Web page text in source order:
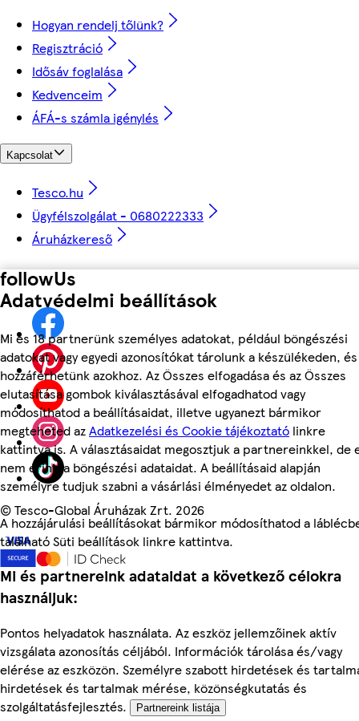
Adatvédelmi beállítások
Mi és 18 partnerünk személyes adatokat, például böngészési
adatokat vagy egyedi azonosítókat tárolunk a készülékeden, és
hozzáférhetünk azokhoz. Az Összes elfogadása és az Összes
elutasítása gombok kiválasztásával elfogadhatod vagy
módosíthatod a beállításaidat, illetve ugyanezt bármikor
megteheted azAdatkezelési és Cookie tájékoztató linkre
kattintva is. A választásaidat megosztjuk a partnereinkkel, de
nem érinti a böngészési adataidat. A beállításaid alapján
személyre tudjuk szabni a vásárlási élményedet az oldalon.
A hozzájárulási beállításokat bármikor módosíthatod a
található Süti beállítások linkre kattintva.
Mi és partnereink adataidat a következő célokra
használjuk:
Pontos helyadatok használata. Az eszköz jellemzőinek aktív
vizsgálata azonosítás céljából. Információk tárolása és/vagy
elérése az eszközön. Személyre szabott hirdetések és
hirdetések és tartalmak mérése, közönségkutatás és
szolgáltatásfejlesztés.
Partnereink listája
Hogyan rendelj tőlünk?
Regisztráció
Idősáv foglalása
Kedvenceim
ÁFÁ-s számla igénylés
Kapcsolat
Tesco.hu
Ügyfélszolgálat - 0680222333
Áruházkereső
followUs
©Tesco-Global Áruházak Zrt. 2026